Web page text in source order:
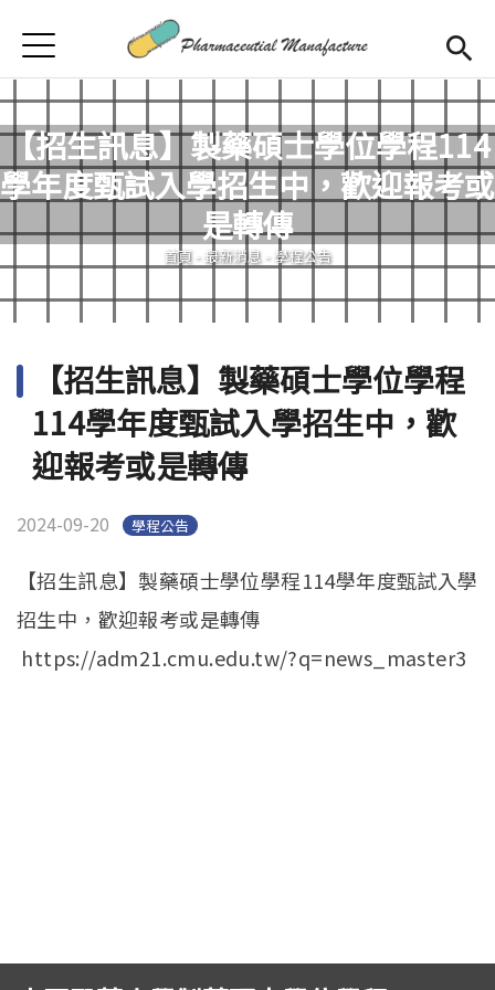
首頁
首頁
最新消息
學程簡介
Open
師資陣容
課程規劃
檔案下載
合作企業
Jump to Navigation
Jump to Main content
【招生訊息】製藥碩士學位學程114
學年度甄試入學招生中，歡迎報考或
是轉傳
您在這裡
首頁 - 最新消息 - 學程公告
【招生訊息】製藥碩士學位學程
114學年度甄試入學招生中，歡
迎報考或是轉傳
2024-09-20 學程公告
【招生訊息】製藥碩士學位學程114學年度甄試入學
招生中，歡迎報考或是轉傳
https://adm21.cmu.edu.tw/?q=news_master3